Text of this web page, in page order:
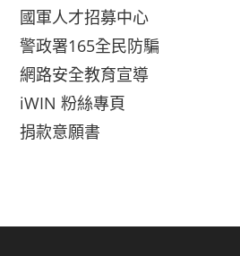
國軍人才招募中心
警政署165全民防騙
網路安全教育宣導
iWIN 粉絲專頁
捐款意願書